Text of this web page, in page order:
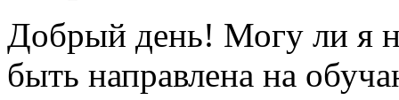
Добрый день! Могу ли я
быть направлена на